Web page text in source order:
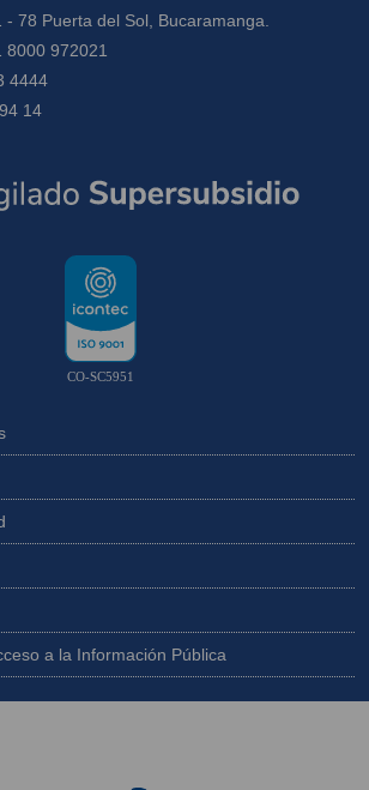
78 Puerta del Sol, Bucaramanga.
8000 972021
4444
14
CO-SC5951
a la Información Pública